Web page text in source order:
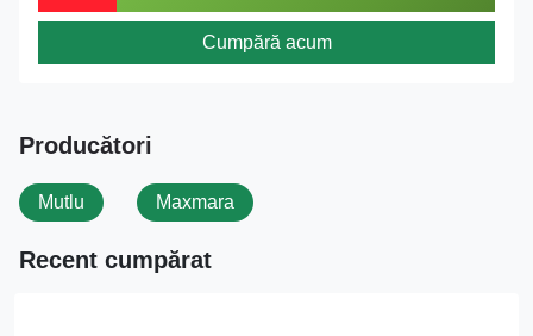
Cumpără acum
Producători
Mutlu Maxmara
Recent cumpărat